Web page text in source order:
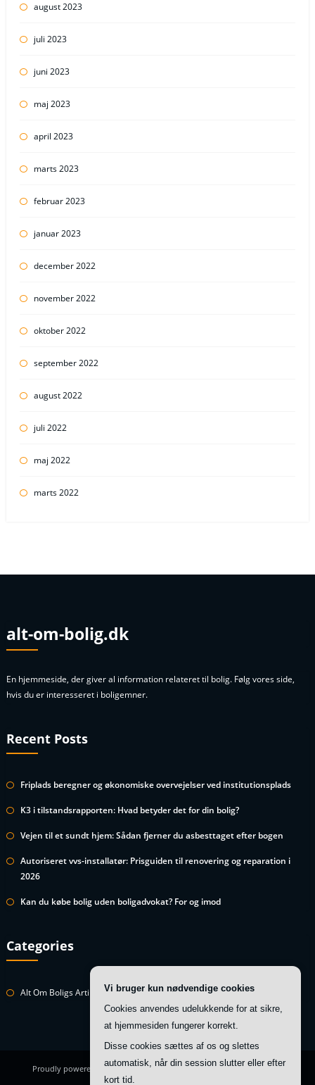
august 2023
juli 2023
juni 2023
maj 2023
april 2023
marts 2023
februar 2023
januar 2023
december 2022
november 2022
oktober 2022
september 2022
august 2022
juli 2022
maj 2022
marts 2022
alt-om-bolig.dk
En hjemmeside, der giver al information relateret til bolig. Følg vores side,
hvis du er interesseret i boligemner.
Recent Posts
Friplads beregner og økonomiske overvejelser ved institutionsplads
K3 i tilstandsrapporten: Hvad betyder det for din bolig?
Vejen til et sundt hjem: Sådan fjerner du asbesttaget efter bogen
Autoriseret vvs-installatør: Prisguiden til renovering og reparation i
2026
Kan du købe bolig uden boligadvokat? For og imod
Categories
Alt Om Boligs Artikler
Proudly powered byWordPress| Theme: HoneyBeeby SpiceThemes
Vi bruger kun nødvendige cookies
Cookies anvendes udelukkende for at sikre,
at hjemmesiden fungerer korrekt.
Disse cookies sættes af os og slettes
automatisk, når din session slutter eller efter
kort tid.